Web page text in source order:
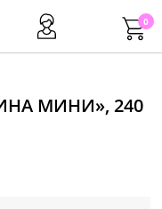
0
МИНИ», 240